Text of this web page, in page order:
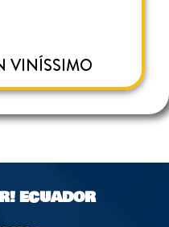
VINÍSSIMO
ECUADOR